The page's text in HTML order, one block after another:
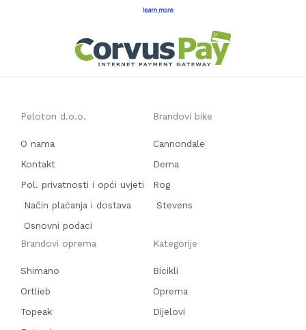
Peloton d.o.o.
O nama
Kontakt
Pol. privatnosti i opći uvjeti
Način plaćanja i dostava
Osnovni podaci
Brandovi bike
Cannondale
Dema
Rog
Stevens
Brandovi oprema
Shimano
Ortlieb
Topeak
Kategorije
Bicikli
Oprema
Dijelovi